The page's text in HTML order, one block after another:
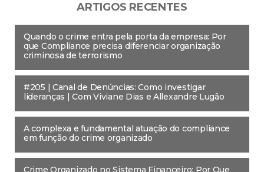
ARTIGOS RECENTES
Quando o crime entra pela porta da empresa: Por
que Compliance precisa diferenciar organização
criminosa de terrorismo
#205 | Canal de Denúncias: Como investigar
lideranças | Com Viviane Dias e Allexandre Lugão
A complexa e fundamental atuação do compliance
em função do crime organizado
Crime Organizado no Sistema Financeiro: Por Que